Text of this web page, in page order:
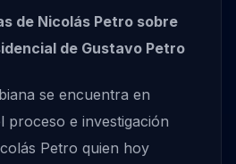
de Nicolás Petro sobre
de Gustavo Petro
se encuentra en
proceso e investigación
Petro quien hoy